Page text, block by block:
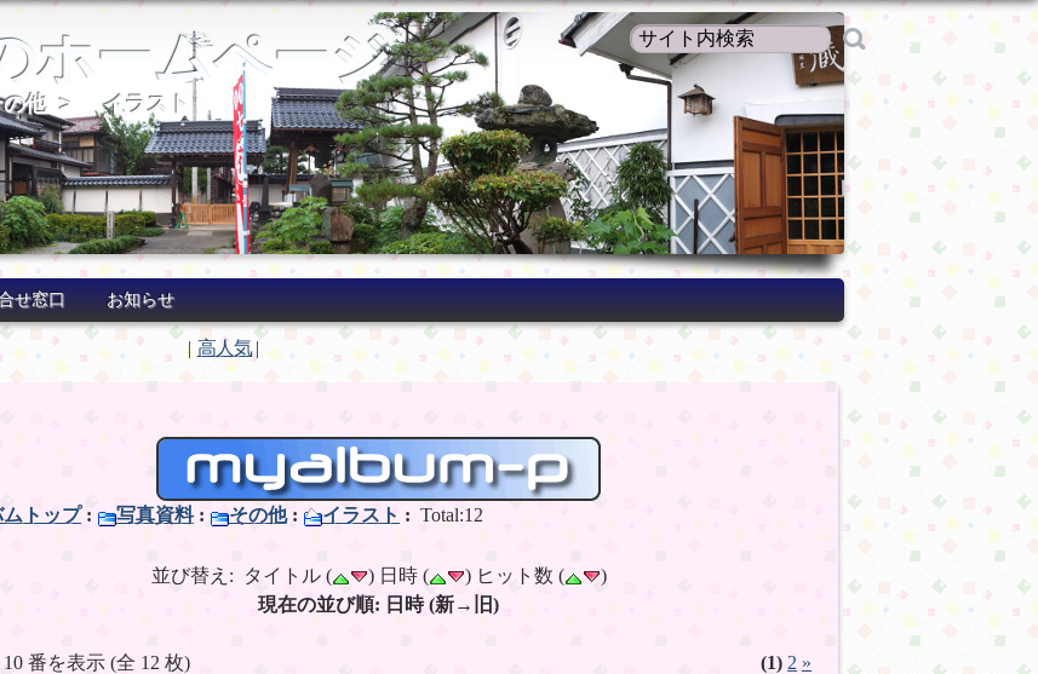
ホームページ
他 > イラスト
せ窓口 お知らせ
|高人気|
ムトップ: 写真資料: その他: イラスト : Total:12
並び替え: タイトル ( ) 日時 ( ) ヒット数 (
)
現在の並び順: 日時 (新→旧)
10 番を表示 (全 12 枚) (1) 2 »